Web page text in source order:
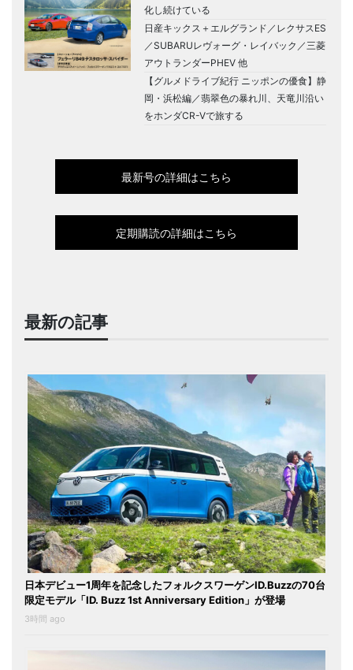
化し続けている
日産キックス＋エルグランド／レクサスES
／SUBARUレヴォーグ・レイバック／三菱
アウトランダーPHEV 他
【グルメドライブ紀行 ニッポンの優食】静
岡・浜松編／翡翠色の暴れ川、天竜川沿い
をホンダCR-Vで旅する
最新号の詳細はこちら
定期購読の詳細はこちら
最新の記事
日本デビュー1周年を記念したフォルクスワーゲンID.Buzzの70台
限定モデル「ID. Buzz 1st Anniversary Edition」が登場
3時間 ago